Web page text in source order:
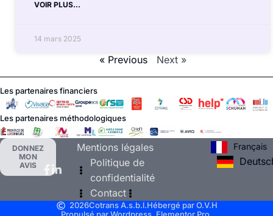
VOIR PLUS...
14 mars 2025
« Previous Next »
Les partenaires financiers
Les partenaires méthodologiques
DONNEZ
MON
AVIS
Mentions légales
Politique de
confidentialité
Contact
Français
2026Cotrans A.s.b.l.Hébergé par O.V.H